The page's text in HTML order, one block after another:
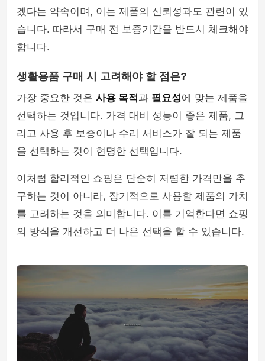
겠다는 약속이며, 이는 제품의 신뢰성과도 관련이 있
습니다. 따라서 구매 전 보증기간을 반드시 체크해야
합니다.
생활용품 구매 시 고려해야 할 점은?
가장 중요한 것은 사용 목적과 필요성에 맞는 제품을
선택하는 것입니다. 가격 대비 성능이 좋은 제품, 그
리고 사용 후 보증이나 수리 서비스가 잘 되는 제품
을 선택하는 것이 현명한 선택입니다.
이처럼 합리적인 쇼핑은 단순히 저렴한 가격만을 추
구하는 것이 아니라, 장기적으로 사용할 제품의 가치
를 고려하는 것을 의미합니다. 이를 기억한다면 쇼핑
의 방식을 개선하고 더 나은 선택을 할 수 있습니다.